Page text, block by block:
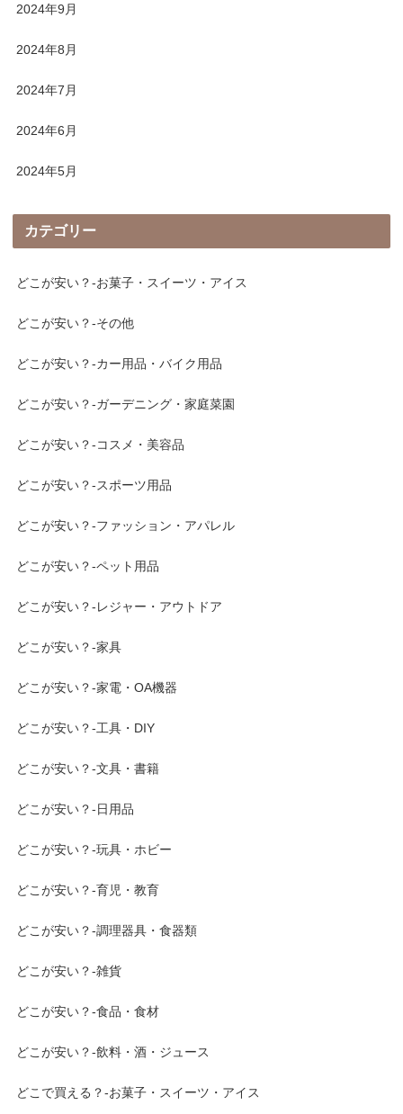
2024年9月
2024年8月
2024年7月
2024年6月
2024年5月
カテゴリー
どこが安い？-お菓子・スイーツ・アイス
どこが安い？-その他
どこが安い？-カー用品・バイク用品
どこが安い？-ガーデニング・家庭菜園
どこが安い？-コスメ・美容品
どこが安い？-スポーツ用品
どこが安い？-ファッション・アパレル
どこが安い？-ペット用品
どこが安い？-レジャー・アウトドア
どこが安い？-家具
どこが安い？-家電・OA機器
どこが安い？-工具・DIY
どこが安い？-文具・書籍
どこが安い？-日用品
どこが安い？-玩具・ホビー
どこが安い？-育児・教育
どこが安い？-調理器具・食器類
どこが安い？-雑貨
どこが安い？-食品・食材
どこが安い？-飲料・酒・ジュース
どこで買える？-お菓子・スイーツ・アイス